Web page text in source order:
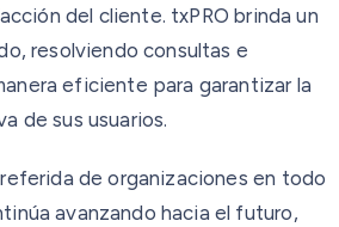
del cliente. txPRO brinda un
resolviendo consultas e
eficiente para garantizar la
de sus usuarios.
de organizaciones en todo
avanzando hacia el futuro,